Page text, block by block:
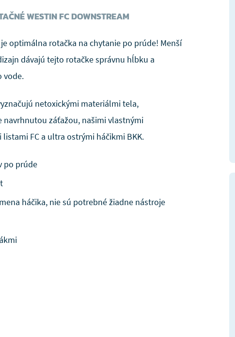
WESTIN FC DOWNSTREAM
optimálna rotačka na chytanie po prúde! Menší
dávajú tejto rotačke správnu hĺbku a
vode.
netoxickými materiálmi tela,
navrhnutou záťažou, našimi vlastnými
FC a ultra ostrými háčikmi BKK.
po prúde
háčika, nie sú potrebné žiadne nástroje